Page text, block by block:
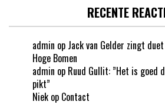
RECENTE
admin op Jack van Gelder zingt
Hoge Bomen
admin op Ruud Gullit: ”Het is goed
pikt”
Niek op Contact